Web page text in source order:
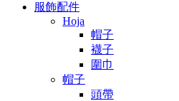
服飾配件
Hoja
帽子
襪子
圍巾
帽子
頭帶